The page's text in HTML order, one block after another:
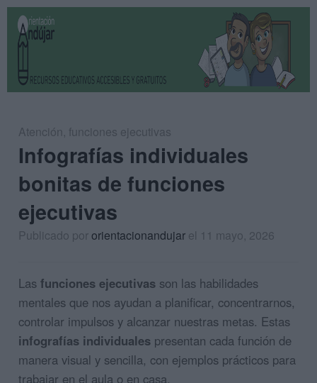
Atención, funciones ejecutivas
Infografías individuales
bonitas de funciones
ejecutivas
Publicado pororientacionandujar el 11 mayo, 2026
Las funciones ejecutivas son las habilidades
mentales que nos ayudan a planificar, concentrarnos,
controlar impulsos y alcanzar nuestras metas. Estas
infografías individuales presentan cada función de
manera visual y sencilla, con ejemplos prácticos para
trabajar en el aula o en casa.